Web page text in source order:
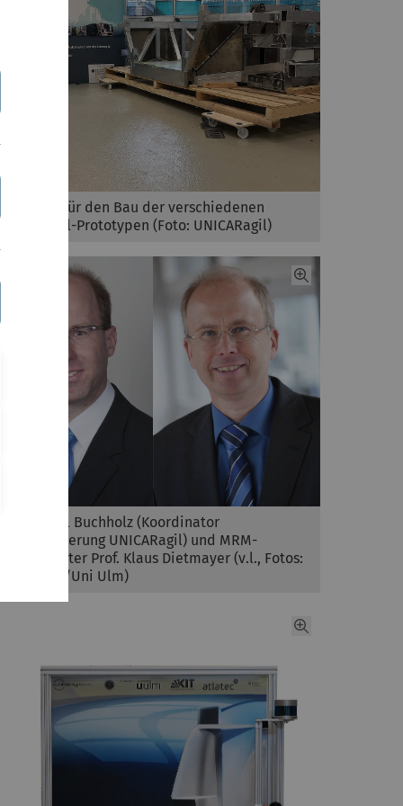
Plattform für den Bau der verschiedenen
Prototypen (Foto: UNICARagil)
Dr. Michael Buchholz (Koordinator
Automatisierung UNICARagil) und MRM-
Institutsleiter Prof. Klaus Dietmayer (v.l., Fotos:
Eberhardt/Uni Ulm)